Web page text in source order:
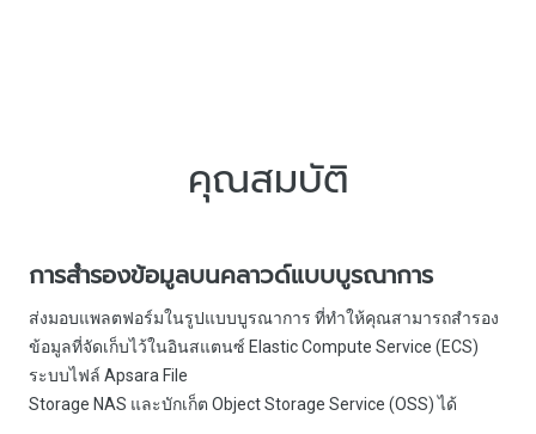
คุณสมบัติ
การสำรองข้อมูลบนคลาวด์แบบบูรณาการ
ส่งมอบแพลตฟอร์มในรูปแบบบูรณาการ ที่ทำให้คุณสามารถสำรอง
ข้อมูลที่จัดเก็บไว้ในอินสแตนซ์ Elastic Compute Service (ECS)
ระบบไฟล์ Apsara File
Storage NAS และบักเก็ต Object Storage Service (OSS) ได้